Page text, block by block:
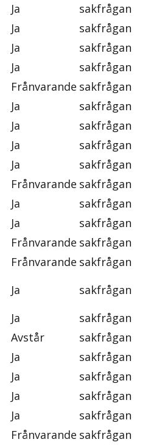
Ja sakfrågan
Ja sakfrågan
Ja sakfrågan
Ja sakfrågan
Frånvarande sakfrågan
Ja sakfrågan
Ja sakfrågan
Ja sakfrågan
Ja sakfrågan
Frånvarande sakfrågan
Ja sakfrågan
Ja sakfrågan
Frånvarande sakfrågan
Frånvarande sakfrågan
Ja sakfrågan
Ja sakfrågan
Avstår sakfrågan
Ja sakfrågan
Ja sakfrågan
Ja sakfrågan
Ja sakfrågan
Frånvarande sakfrågan